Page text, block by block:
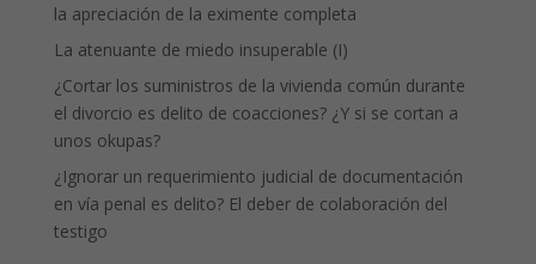
la apreciación de la eximente completa
La atenuante de miedo insuperable (I)
¿Cortar los suministros de la vivienda común durante
el divorcio es delito de coacciones? ¿Y si se cortan a
unos okupas?
¿Ignorar un requerimiento judicial de documentación
en vía penal es delito? El deber de colaboración del
testigo